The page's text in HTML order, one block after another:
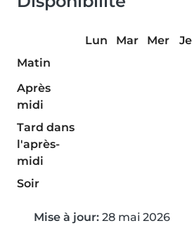
Lun Mar Mer
Matin
Après
midi
Tard dans
l'après-
midi
Soir
Mise à jour: 28 mai 2026